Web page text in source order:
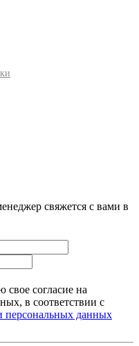
свяжется с вами в
свое согласие на
в соответствии с
персональных данных